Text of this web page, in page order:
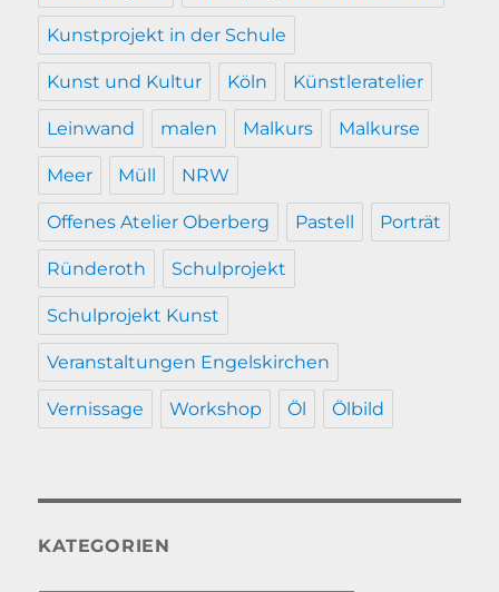
Kunstprojekt in der Schule
Kunst und Kultur Köln Künstleratelier
Leinwand malen Malkurs Malkurse
Meer Müll NRW
Offenes Atelier Oberberg Pastell Porträt
Ründeroth Schulprojekt
Schulprojekt Kunst
Veranstaltungen Engelskirchen
Vernissage Workshop Öl Ölbild
KATEGORIEN